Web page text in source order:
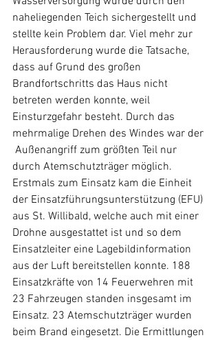
naheliegenden Teich sichergestellt und
stellte kein Problem dar. Viel mehr zur
Herausforderung wurde die Tatsache,
dass auf Grund des großen
Brandfortschritts das Haus nicht
betreten werden konnte, weil
Einsturzgefahr besteht. Durch das
mehrmalige Drehen des Windes war der
Außenangriff zum größten Teil nur
durch Atemschutzträger möglich.
Erstmals zum Einsatz kam die Einheit
der Einsatzführungsunterstützung (EFU)
aus St. Willibald, welche auch mit einer
Drohne ausgestattet ist und so dem
Einsatzleiter eine Lagebildinformation
aus der Luft bereitstellen konnte. 188
Einsatzkräfte von 14 Feuerwehren mit
23 Fahrzeugen standen insgesamt im
Einsatz. 23 Atemschutzträger wurden
beim Brand eingesetzt. Die Ermittlungen